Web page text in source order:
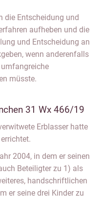
die Entscheidung und
aufheben und die
und Entscheidung an
wenn anderenfalls
müsste.
31 Wx 466/19
Erblasser hatte
2004, in dem er seinen
Beteiligter zu 1) als
handschriftlichen
er seine drei Kinder zu